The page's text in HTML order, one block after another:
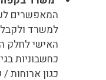
המאפשרים
למשרד ולקבל
האישי לחלק
כחשבוניות
כגון ארוחות